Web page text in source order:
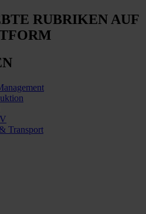
RUBRIKEN AUF
Transport